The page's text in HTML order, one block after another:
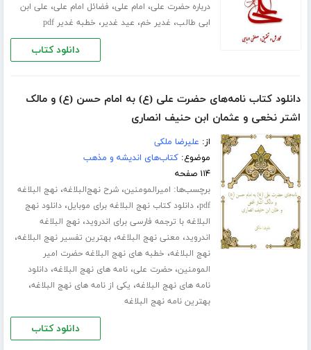
درباره حضرت علی، امام علی، فضائل امام علی، علی ابن
ابی طالب، غدیر خم، عید غدیر، خطبه غدیر pdf
دانلود کتاب
دانلود کتاب نامه‌های حضرت علی (ع) به امام حسن (ع) و مالک
اشتر نخعی و عثمان ابن حنیف انصاری
از: علیرضا ملکی
موضوع:کتاب‌های اندیشه و مذهب
۱۱۴ صفحه
برچسب‌ها: امیرالمومنین،شرح نهج‌البلاغه،نهج البلاغه
pdf،دانلود کتاب نهج البلاغه برای موبایل،دانلود نهج
البلاغه با ترجمه فارسی برای اندروید،نهج البلاغه
اندروید، معنی نهج البلاغه،بهترین تفسیر نهج البلاغه،
نهج البلاغه، خطبه های نهج البلاغه حضرت امیر
المومنین،حضرت علی،نامه های نهج البلاغه،دانلود
نامه های نهج البلاغه، یکی از نامه های نهج البلاغه،
بهترین نامه نهج البلاغه
دانلود کتاب